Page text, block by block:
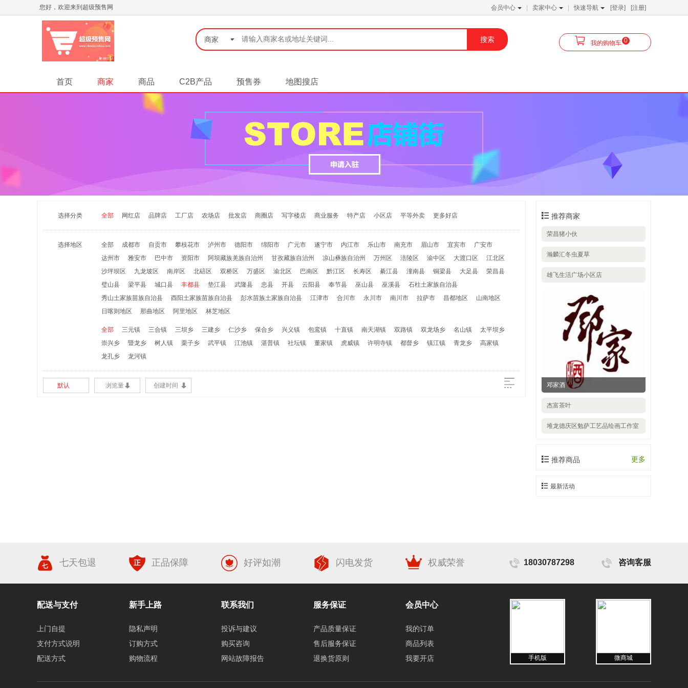
您好，欢迎来到超级预售网 会员中心 卖家中心 快速导航 [登录] [注册]
商家 ◆
我的购物车 0
首页 商家 商品 C2B产品 预售券 地图搜店
推荐商家
荣昌猪小伙
瀚麟汇冬虫夏草
雄飞生活广场小区店
邓家酒
杰富茶叶
堆龙德庆区勉萨工艺品绘画工作室
推荐商品 更多
最新活动
选择分类 全部 网红店 品牌店 工厂店 农场店 批发店 商圈店 写字楼店 商业服务 特产店 小区店 平等外卖 更多好店
选择地区 全部 成都市 自贡市 攀枝花市 泸州市 德阳市 绵阳市 广元市 遂宁市 内江市 乐山市 南充市 眉山市 宜宾市
广安市
达州市
雅安市 巴中市 资阳市 阿坝藏族羌族自治州 甘孜藏族自治州 凉山彝族自治州 万州区 涪陵区 渝中区 大渡口区
江北区
沙坪坝区
九龙坡区 南岸区 北碚区 双桥区 万盛区 渝北区 巴南区 黔江区 长寿区 綦江县 潼南县 铜梁县 大足县
荣昌县
璧山县
梁平县 城口县 丰都县 垫江县 武隆县 忠县 开县 云阳县 奉节县 巫山县 巫溪县
石柱土家族自治县
秀山土家族苗族自治县
酉阳土家族苗族自治县 彭水苗族土家族自治县 江津市 合川市 永川市 南川市 拉萨市 昌都地区
山南地区
日喀则地区
那曲地区 阿里地区 林芝地区
全部 三元镇 三合镇 三坝乡 三建乡 仁沙乡 保合乡 兴义镇 包鸾镇 十直镇 南天湖镇 双路镇 双龙场乡 名山镇
太平坝乡
崇兴乡
暨龙乡 树人镇 栗子乡 武平镇 江池镇 湛普镇 社坛镇 董家镇 虎威镇 许明寺镇 都督乡 镇江镇 青龙乡
高家镇
龙孔乡
龙河镇
默认 浏览量 创建时间
七天包退 正品保障 好评如潮 闪电发货 权威荣誉 18030787298 咨询客服
配送与支付
上门自提
支付方式说明
配送方式
新手上路
隐私声明
订购方式
购物流程
联系我们
投诉与建议
购买咨询
网站故障报告
服务保证
产品质量保证
售后服务保证
退换货原则
会员中心
我的订单
商品列表
我要开店
手机版 微商城